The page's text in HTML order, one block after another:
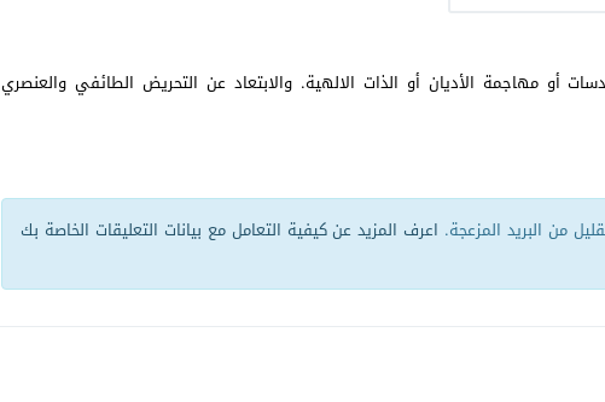
أو مهاجمة الأديان أو الذات الالهية. والابتعاد عن التحريض الطائفي والعنصري
من البريد المزعجة. اعرف المزيد عن كيفية التعامل مع بيانات التعليقات الخاصة بك